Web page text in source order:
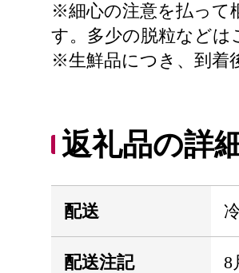
※細心の注意を払って
す。多少の脱粒などは
※生鮮品につき、到着
返礼品の詳
配送
配送注記 8